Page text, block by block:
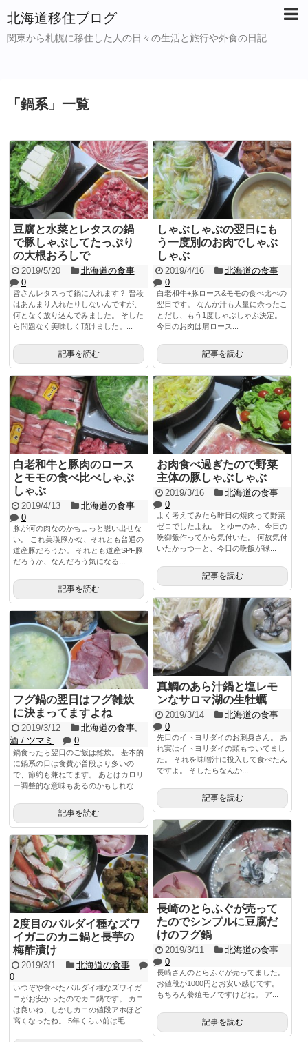
北海道移住ブログ
関東から札幌に移住した人の日々の生活と旅行や外食の日記
「 鍋系 」 一覧
豆腐と水菜とレタスの鍋
で豚しゃぶしてたっぷり
の大根おろしで
2019/5/20
北海道の食事
0
皆さんレタスって鍋に入れます？ 普段
はあんまり入れたりしないんですが、
何となく放り込んでみました。 そした
ら問題なく美味しく頂けました。...
記事を読む
しゃぶしゃぶの翌日にも
う一度別のお肉でしゃぶ
しゃぶ
2019/4/16
北海道の食事
0
白老和牛+豚ロース&モモの食べ比べの
翌日です。 なんか汁も大量に余ったこ
とだし、もう1度しゃぶしゃぶ決定。
今日のお肉は肩ロース...
記事を読む
白老和牛と豚肉のロース
とモモの食べ比べしゃぶ
しゃぶ
2019/4/13
北海道の食事
0
豚が何の肉なのかちょっと思い出せな
い。 これ美瑛豚かな、それとも普通の
道産豚だろうか。 それとも道産SPF豚
だろうか、なんだろう気になる...
記事を読む
お肉食べ過ぎたので野菜
主体の豚しゃぶしゃぶ
2019/3/16
北海道の食事
0
よく考えてみたら昨日の焼肉って野菜
ゼロでしたよね。 とゆーのを、今日の
晩御飯作ってから気付いた。 何故気付
いたかっつーと、今日の晩飯が緑...
記事を読む
真鯛のあら汁鍋と塩レモ
ンなサロマ湖の生牡蠣
2019/3/14
北海道の食事
0
先日のイトヨリダイのお刺身さん。 あ
れ実はイトヨリダイの頭もついてまし
た。 それを味噌汁に投入して食べたん
ですよ。 そしたらなんか...
記事を読む
フグ鍋の翌日はフグ雑炊
に決まってますよね
2019/3/12 北海道の食事,
酒 / ツマミ
0
鍋食ったら翌日のご飯は雑炊。 基本的
に鍋系の日は食費が普段より多いの
で、節約も兼ねてます。 あとはカロリ
ー調整的な意味もあるのかもしれな...
記事を読む
長崎のとらふぐが売って
たのでシンプルに豆腐だ
けのフグ鍋
2019/3/11
北海道の食事
0
長崎さんのとらふぐが売ってました。
お値段が1000円とお安い感じです。
もちろん養殖モノですけどね。 ア...
記事を読む
2度目のバルダイ種なズワ
イガニのカニ鍋と長芋の
梅酢漬け
2019/3/1
北海道の食事
0
いつぞや食べたバルダイ種なズワイガ
ニがお安かったのでカニ鍋です。 カニ
は良いね、しかしカニの値段アホほど
高くなったね。 5年くらい前は毛...